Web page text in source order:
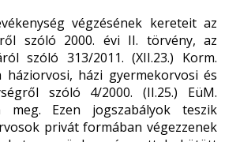
végzésének kereteit az
szóló 2000. évi II. törvény, az
szóló 313/2011. (XII.23.) Korm.
háziorvosi, házi gyermekorvosi és
szóló 4/2000. (II.25.) EüM.
meg. Ezen jogszabályok teszik
privát formában végezzenek